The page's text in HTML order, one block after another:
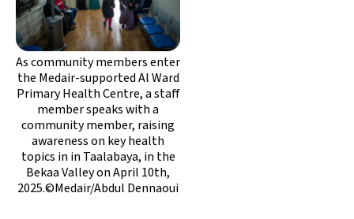
As community members enter
the Medair-supported Al Ward
Primary Health Centre, a staff
member speaks with a
community member, raising
awareness on key health
topics in in Taalabaya, in the
Bekaa Valley on April 10th,
2025.©Medair/Abdul Dennaoui